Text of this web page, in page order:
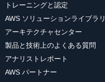
トレーニングと認定
AWS ソリューションライブラリ
アーキテクチャセンター
製品と技術上のよくある質問
アナリストレポート
AWS パートナー